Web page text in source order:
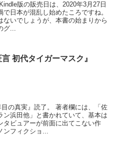
版の販売日は、2020年3月27日
日本が混乱し始めたころですね。
いでしょうが、本書の始まりから
グ...
言 初代タイガーマスク』
目の真実』読了。 著者欄には、「佐
ン浜田他」と書かれていて、基本は
タビュアーが前面に出てこない作
フィクショ...